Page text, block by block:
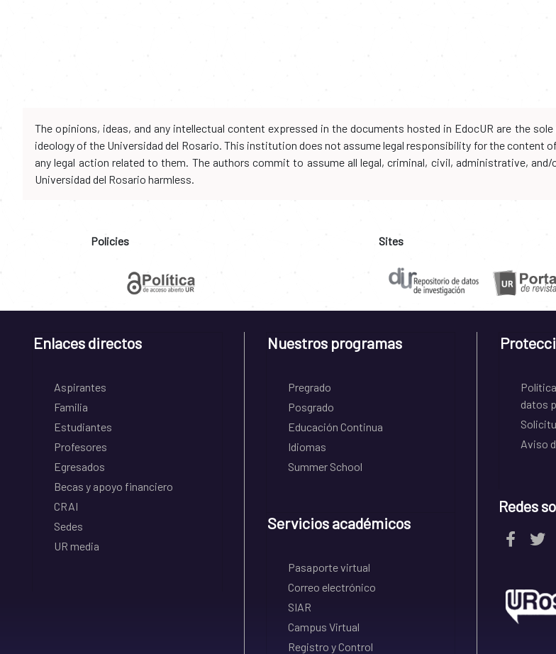
The opinions, ideas, and any intellectual content expressed in the documents hosted in EdocUR are the
ideology of the Universidad del Rosario. This institution does not assume legal responsibility for the content
any legal action related to them. The authors commit to assume all legal, criminal, civil, administrative,
Universidad del Rosario harmless.
Policies Sites
Enlaces directos
Aspirantes
Familia
Estudiantes
Profesores
Egresados
Becas y apoyo financiero
CRAI
Sedes
UR media
Nuestros programas
Pregrado
Posgrado
Educación Continua
Idiomas
Summer School
Servicios académicos
Pasaporte virtual
Correo electrónico
SIAR
Campus Virtual
Registro y Control
datos
Aviso
Redes